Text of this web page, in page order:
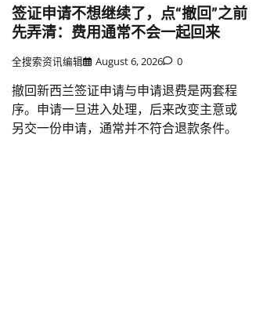
签证申请不想继续了，点“撤回”之前
先弄清：费用通常不会一起回来
全搜索资讯编辑 August 6, 2026 0
撤回新西兰签证申请与申请退费是两套程
序。申请一旦进入处理，后来改变主意或
另交一份申请，通常并不符合退款条件。